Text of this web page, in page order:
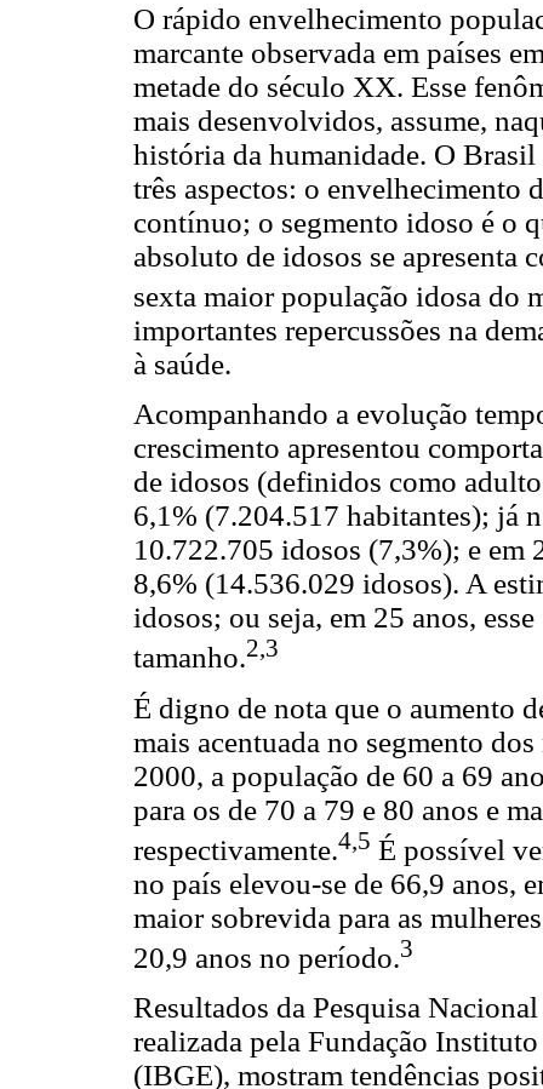
O rápido envelhecimento
marcante observada em países
metade do século XX. Esse
mais desenvolvidos, assume,
história da humanidade. O Brasil
três aspectos: o envelhecimento
contínuo; o segmento idoso é o
absoluto de idosos se apresenta
sexta maior população idosa do
importantes repercussões na
à saúde.
Acompanhando a evolução
crescimento apresentou
de idosos (definidos como
6,1% (7.204.517 habitantes); já
10.722.705 idosos (7,3%); e em
8,6% (14.536.029 idosos). A
idosos; ou seja, em 25 anos,
tamanho.2,3
É digno de nota que o aumento
mais acentuada no segmento
2000, a população de 60 a 69
para os de 70 a 79 e 80 anos e
respectivamente.4,5 É possível
no país elevou-se de 66,9 anos,
maior sobrevida para as
20,9 anos no período.3
Resultados da Pesquisa
realizada pela Fundação
(IBGE), mostram tendências